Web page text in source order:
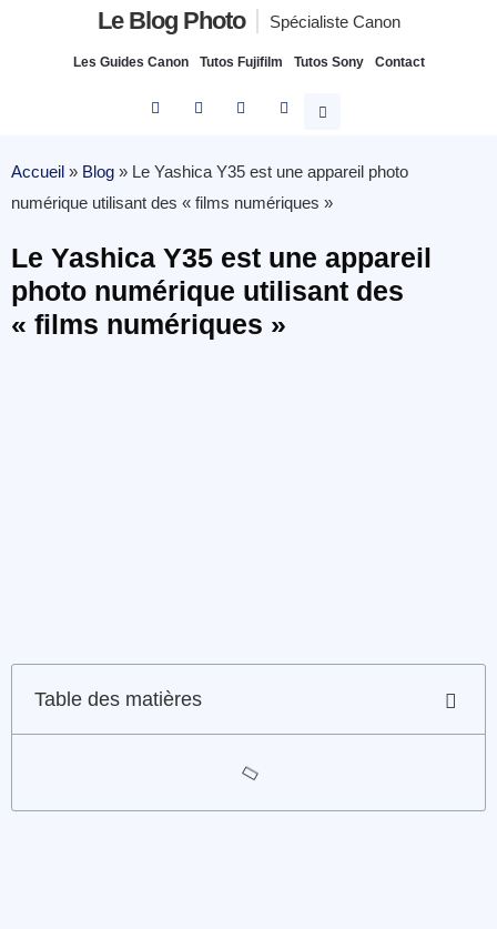
Le Blog Photo Spécialiste Canon
Les Guides Canon Tutos Fujifilm Tutos Sony Contact
Accueil » Blog » Le Yashica Y35 est une appareil photo
numérique utilisant des « films numériques »
Le Yashica Y35 est une appareil
photo numérique utilisant des
« films numériques »
Table des matières